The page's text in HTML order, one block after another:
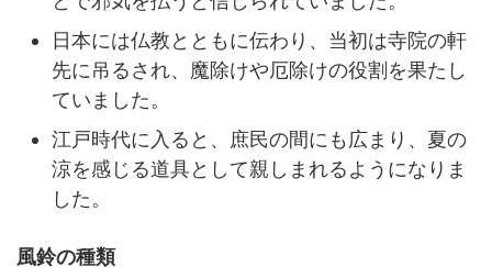
日本には仏教とともに伝わり、当初は寺院の軒
先に吊るされ、魔除けや厄除けの役割を果たし
ていました。
江戸時代に入ると、庶民の間にも広まり、夏の
涼を感じる道具として親しまれるようになりま
した。
風鈴の種類